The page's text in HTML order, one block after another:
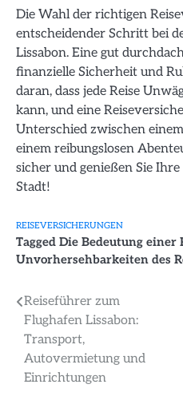
Die Wahl der richtigen
entscheidender Schritt bei
Lissabon. Eine gut
finanzielle Sicherheit und
daran, dass jede Reise
kann, und eine
Unterschied zwischen
einem reibungslosen
sicher und genießen Sie
Stadt!
REISEVERSICHERUNGEN
Tagged Die Bedeutung einer
Unvorhersehbarkeiten des
Beitragsnavigation
Reiseführer zum
Flughafen Lissabon:
Transport,
Autovermietung und
Einrichtungen